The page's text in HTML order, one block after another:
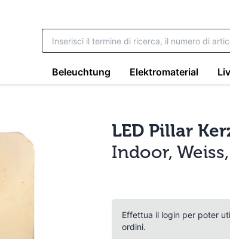
Beleuchtung Elektromaterial
LED Pillar
Indoor,
Effettua il login per poter
ordini.